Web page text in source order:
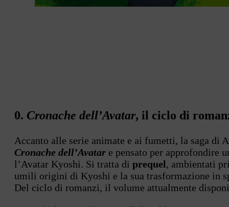
0. Cronache dell’Avatar, il ciclo di
Accanto alle serie animate e ai fumetti, la saga di
Cronache dell’Avatar e pensato per approfondire
l’Avatar Kyoshi. Si tratta di prequel, ambientati
umili origini di Kyoshi e la sua trasformazione in
Del ciclo di romanzi, il volume attualmente